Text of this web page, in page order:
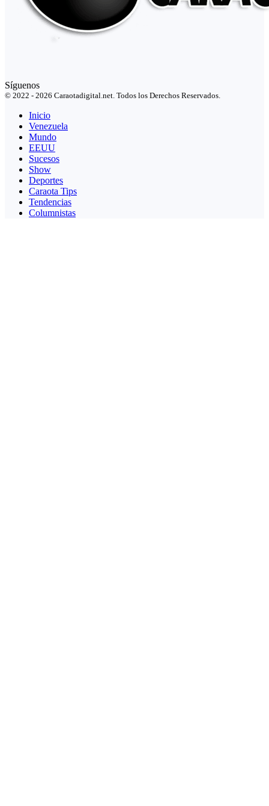
Síguenos
© 2022 - 2026 Caraotadigital.net. Todos los Derechos Reservados.
Inicio
Venezuela
Mundo
EEUU
Sucesos
Show
Deportes
Caraota Tips
Tendencias
Columnistas